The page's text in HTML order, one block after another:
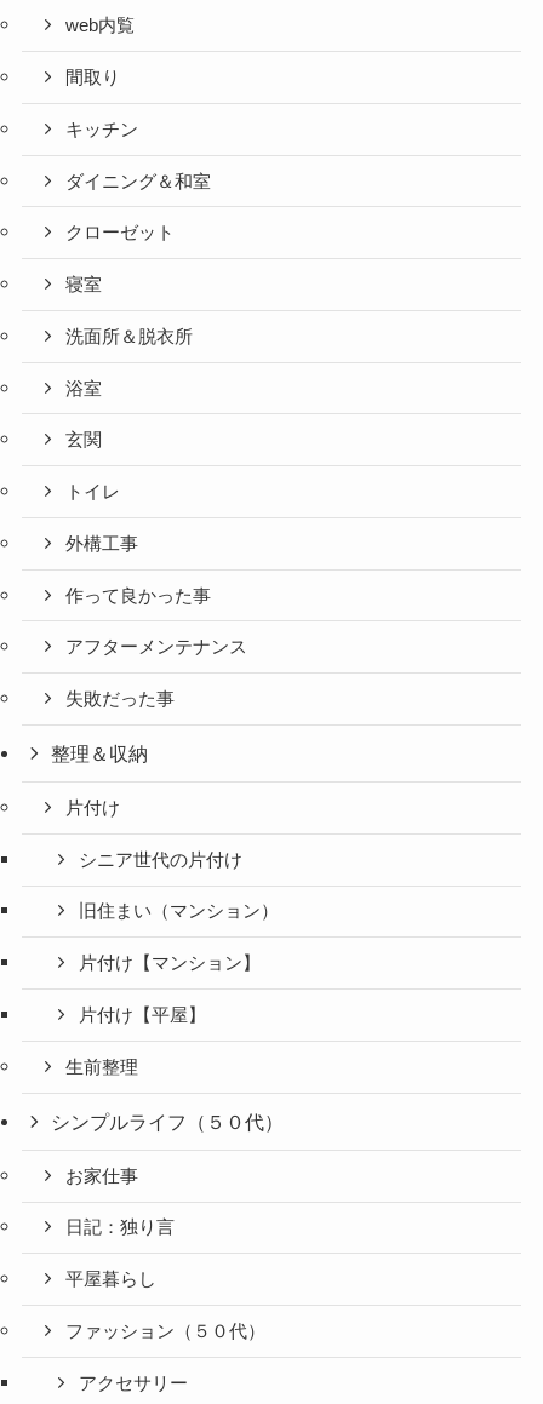
web内覧
間取り
キッチン
ダイニング＆和室
クローゼット
寝室
洗面所＆脱衣所
浴室
玄関
トイレ
外構工事
作って良かった事
アフターメンテナンス
失敗だった事
整理＆収納
片付け
シニア世代の片付け
旧住まい（マンション）
片付け【マンション】
片付け【平屋】
生前整理
シンプルライフ（５０代）
お家仕事
日記：独り言
平屋暮らし
ファッション（５０代）
アクセサリー